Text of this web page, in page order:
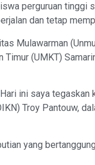
perguruan tinggi
dan tetap
Mulawarman
Timur (UMKT)
ini saya
Troy Pantouw,
yang